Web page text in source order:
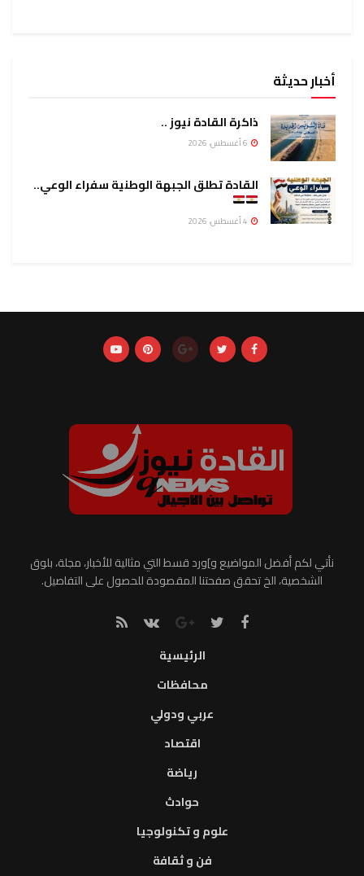
أخبار حديثة
ذاكرة القادة نيوز ..
القادة تطلق الجبهة الوطنية سفراء الوعي..
نأتي لكم أفضل المواضيع و]ورد قسط التي مثالية للأخبار، مجلة، بلوق
الشخصية، الخ تحقق صفحتنا المقصودة للحصول على التفاصيل.
الرئيسية
محافظات
عربي ودولي
اقتصاد
رياضة
حوادث
علوم و تكنولوجيا
فن و ثقافة